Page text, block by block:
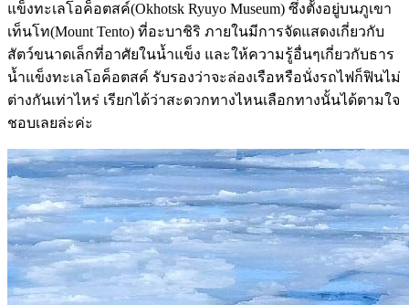
แข็งทะเลโอค็อตสค์(Okhotsk Ryuyo Museum) ซึ่งตัั้งอยู่บนภูเขา
เท็นโท(Mount Tento) ที่อะบาชิริ ภายในมีการจัดแสดงเกี่ยวกับ
สัตว์ขนาดเล็กที่อาศัยในน้ำแข็ง และให้ความรู้อื่นๆเกี่ยวกับธาร
น้ำแข็งทะเลโอค็อตสค์ รับรองว่าจะล่องเรือหรือนั่งรถไฟก็ฟินไม่
ต่างกันเท่าไหร่ เรียกได้ว่าสะดวกทางไหนเลือกทางนั้นได้ตามใจ
ชอบเลยล่ะค่ะ